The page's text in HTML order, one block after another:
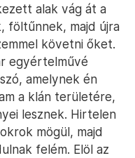
alak vág át a
föltűnnek, majd újra
követni őket.
egyértelművé
amelynek én
a klán területére,
lesznek. Hirtelen
mögül, majd
felém. Elöl az